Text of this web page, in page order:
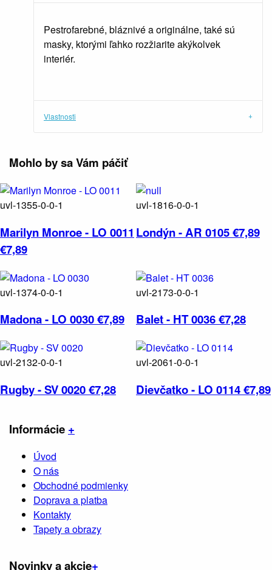
Pestrofarebné, bláznivé a originálne, také sú
masky, ktorými ľahko rozžiarite akýkolvek
interiér.
Vlastnosti
Mohlo by sa Vám páčiť
uvl-1355-0-0-1
Marilyn Monroe - LO 0011
€7,89
uvl-1816-0-0-1
Londýn - AR 0105€7,89
uvl-1374-0-0-1
Madona - LO 0030€7,89
uvl-2173-0-0-1
Balet - HT 0036€7,28
uvl-2132-0-0-1
Rugby - SV 0020€7,28
uvl-2061-0-0-1
Dievčatko - LO 0114€7,89
Informácie +
Úvod
O nás
Obchodné podmienky
Doprava a platba
Kontakty
Tapety a obrazy
Novinky a akcie+